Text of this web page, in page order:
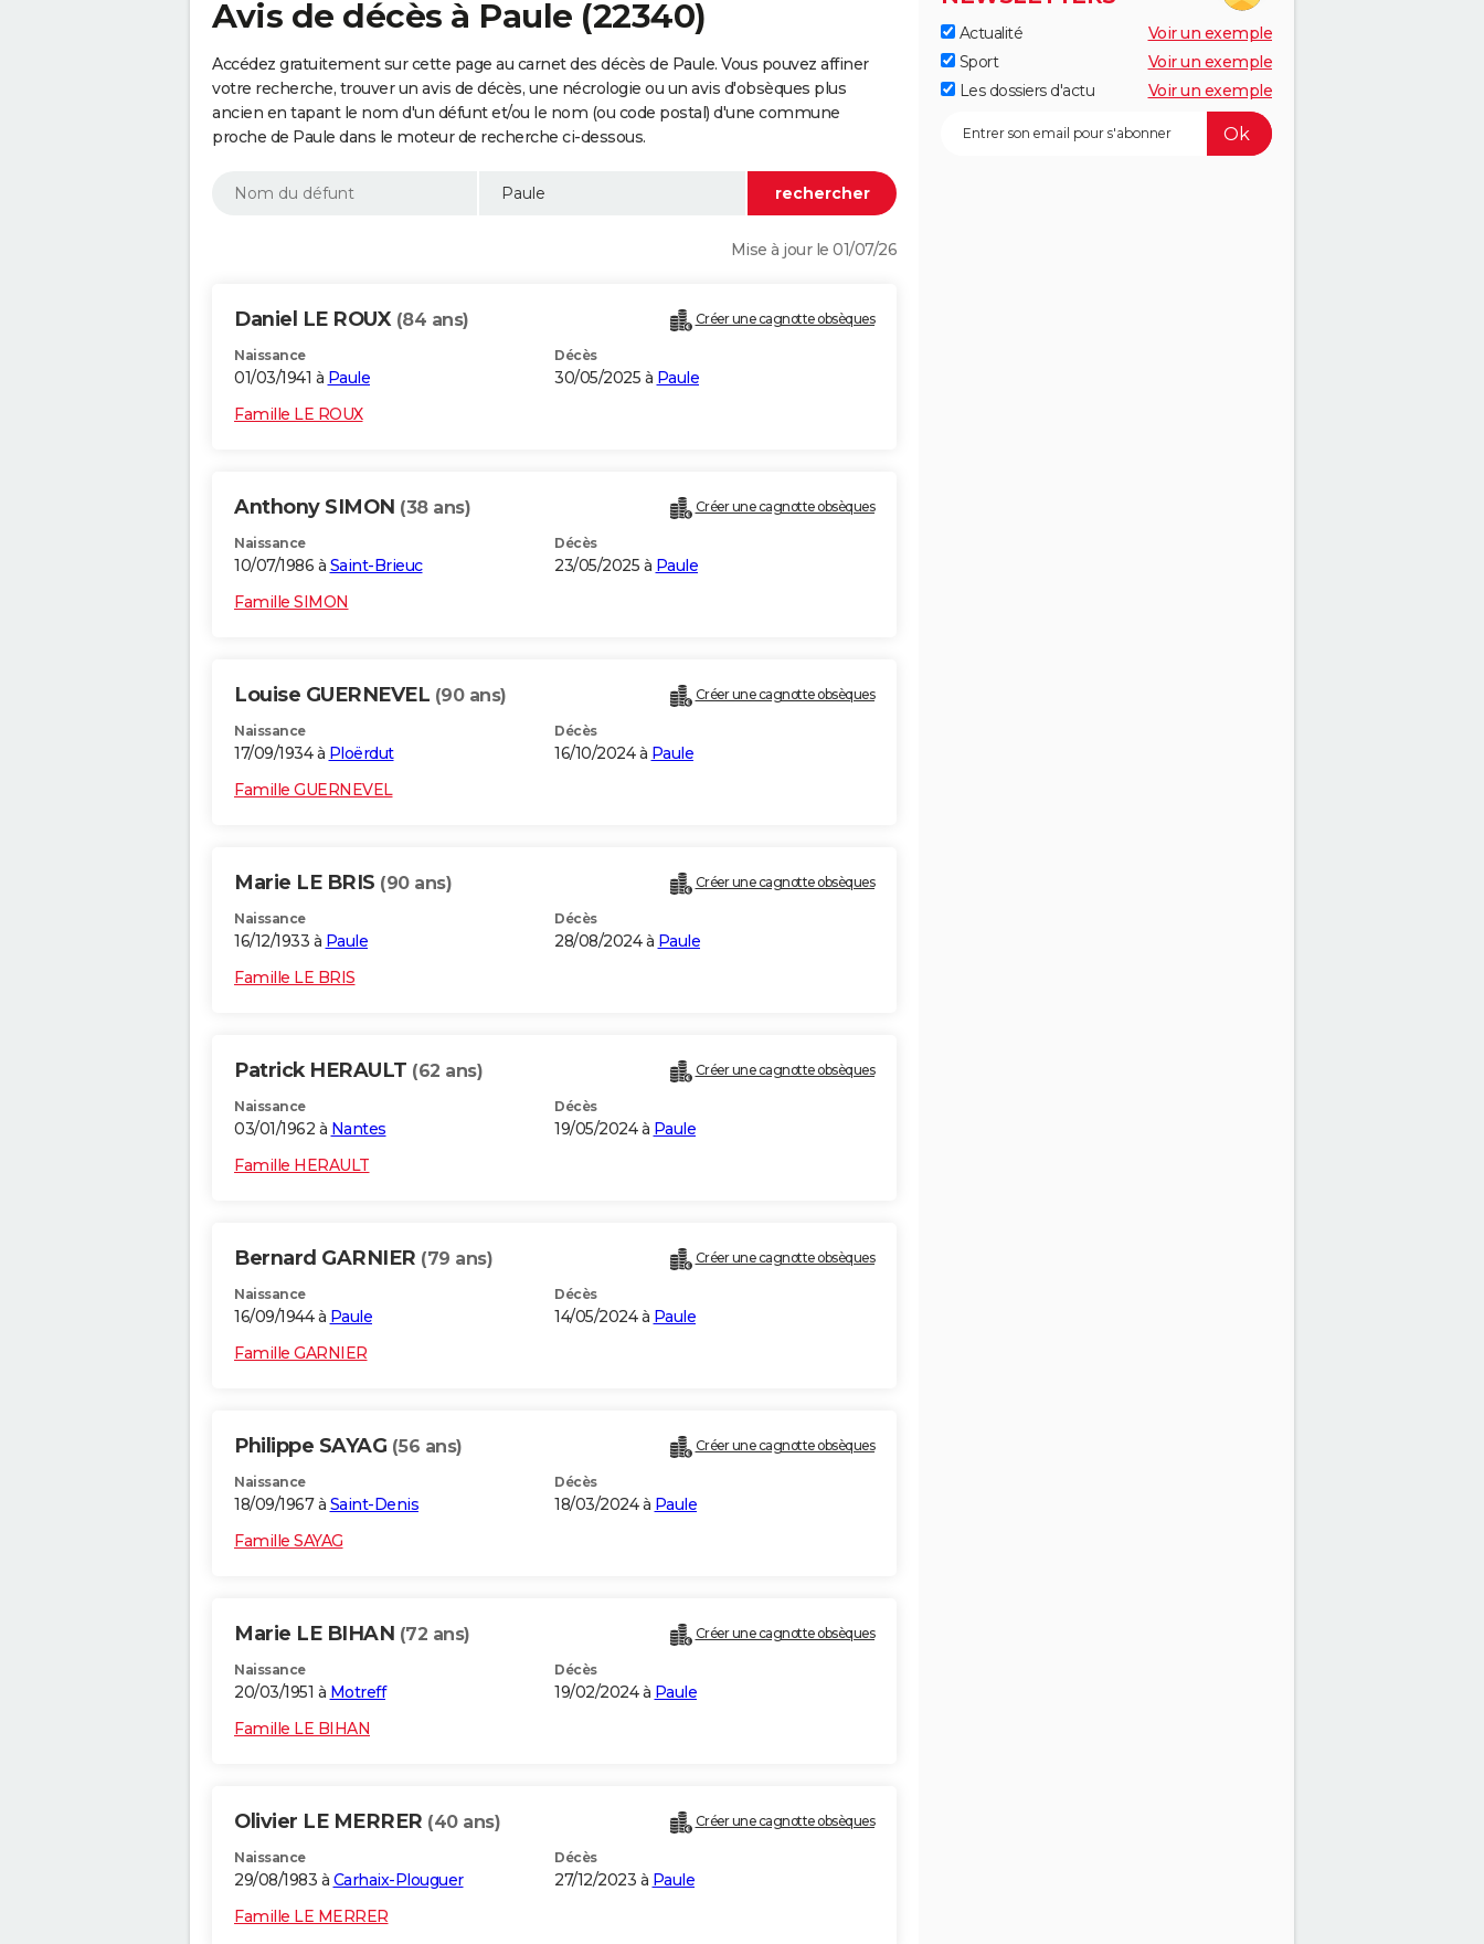
Avis de décès à Paule (22340)
Accédez gratuitement sur cette page au carnet des décès de Paule. Vous pouvez affiner
votre recherche, trouver un avis de décès, une nécrologie ou un avis d'obsèques plus
ancien en tapant le nom d'un défunt et/ou le nom (ou code postal) d'une commune
proche de Paule dans le moteur de recherche ci-dessous.
Mise à jour le 01/07/26
Daniel LE ROUX (84 ans) Créer une cagnotte obsèques
Naissance
01/03/1941 à Paule
Décès
30/05/2025 à Paule
Famille LE ROUX
Anthony SIMON (38 ans) Créer une cagnotte obsèques
Naissance
10/07/1986 à Saint-Brieuc
Décès
23/05/2025 à Paule
Famille SIMON
Louise GUERNEVEL (90 ans) Créer une cagnotte obsèques
Naissance
17/09/1934 à Ploërdut
Décès
16/10/2024 à Paule
Famille GUERNEVEL
Marie LE BRIS (90 ans) Créer une cagnotte obsèques
Naissance
16/12/1933 à Paule
Décès
28/08/2024 à Paule
Famille LE BRIS
Patrick HERAULT (62 ans) Créer une cagnotte obsèques
Naissance
03/01/1962 à Nantes
Décès
19/05/2024 à Paule
Famille HERAULT
Bernard GARNIER (79 ans) Créer une cagnotte obsèques
Naissance
16/09/1944 à Paule
Décès
14/05/2024 à Paule
Famille GARNIER
Philippe SAYAG (56 ans) Créer une cagnotte obsèques
Naissance
18/09/1967 à Saint-Denis
Décès
18/03/2024 à Paule
Famille SAYAG
Marie LE BIHAN (72 ans) Créer une cagnotte obsèques
Naissance
20/03/1951 à Motreff
Décès
19/02/2024 à Paule
Famille LE BIHAN
Olivier LE MERRER (40 ans) Créer une cagnotte obsèques
Naissance
29/08/1983 à Carhaix-Plouguer
Décès
27/12/2023 à Paule
Famille LE MERRER
Actualité
Voir un exemple
Sport
Voir un exemple
Les dossiers d'actu
Voir un exemple